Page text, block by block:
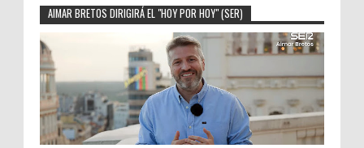
AIMAR BRETOS DIRIGIRÁ EL "HOY POR HOY" (SER)